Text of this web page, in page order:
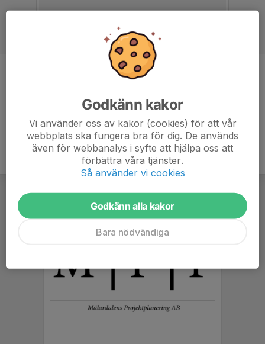
Ungdomstränare
Godkänn kakor
Vi använder oss av kakor (cookies) för att vår
webbplats ska fungera bra för dig. De används
även för webbanalys i syfte att hjälpa oss att
förbättra våra tjänster.
Så använder vi cookies
Godkänn alla kakor
Bara nödvändiga